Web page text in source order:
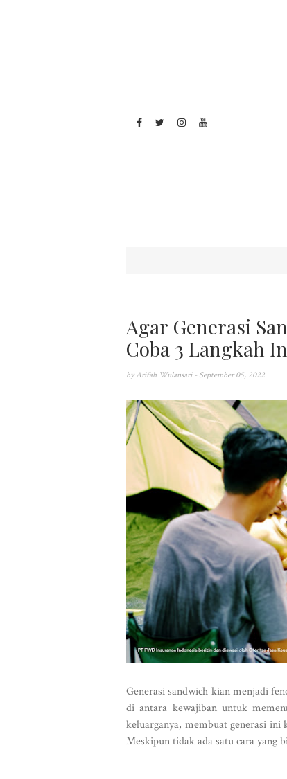
Agar Generasi
Coba 3 Langkah
by Arifah Wulansari - September 05, 2022
Generasi sandwich kian menjadi
di antara kewajiban untuk
keluarganya, membuat generasi
Meskipun tidak ada satu cara yang